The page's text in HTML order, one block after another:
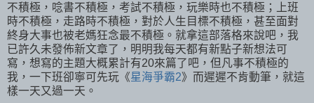
不積極，唸書不積極，考試不積極，玩樂時也不積極；上班
時不積極，走路時不積極，對於人生目標不積極，甚至面對
終身大事也被老媽狂念最不積極。就拿這部落格來說吧，我
已許久未發佈新文章了，明明我每天都有新點子新想法可
寫，想寫的主題大概累計有20來篇了吧，但凡事不積極的
我，一下班卻寧可先玩《星海爭霸2》而遲遲不肯動筆，就這
樣一天又過一天。